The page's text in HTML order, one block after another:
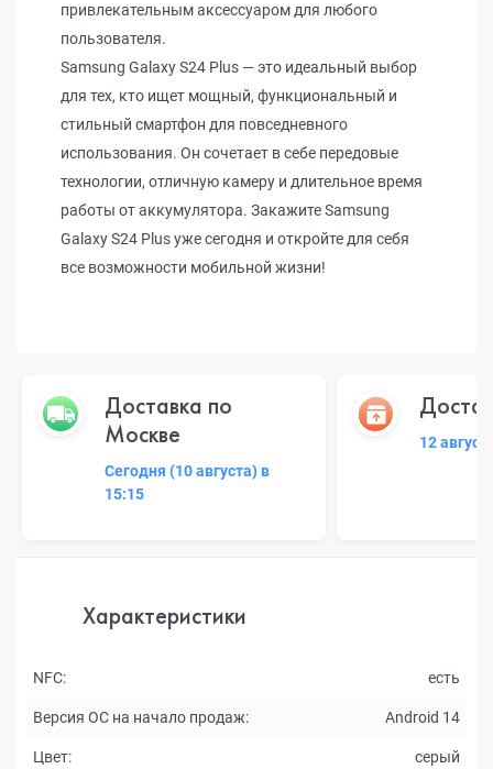
привлекательным аксессуаром для любого
пользователя.
Samsung Galaxy S24 Plus — это идеальный выбор
для тех, кто ищет мощный, функциональный и
стильный смартфон для повседневного
использования. Он сочетает в себе передовые
технологии, отличную камеру и длительное время
работы от аккумулятора. Закажите Samsung
Galaxy S24 Plus уже сегодня и откройте для себя
все возможности мобильной жизни!
Доставка по
Москве
Сегодня (10 августа) в
15:15
12
Характеристики
NFC: есть
Версия ОС на начало продаж: Android 14
Цвет: серый